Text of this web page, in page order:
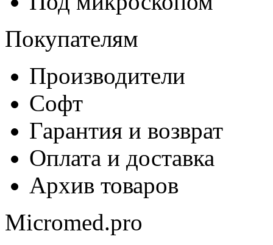
Покупателям
Производители
Софт
Гарантия и возврат
Оплата и доставка
Архив товаров
Micromed.pro